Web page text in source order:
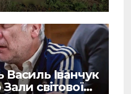
Василь Іванчук
світової